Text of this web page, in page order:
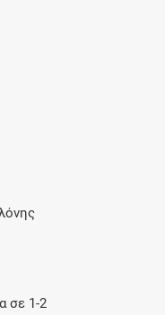
σε 1-2